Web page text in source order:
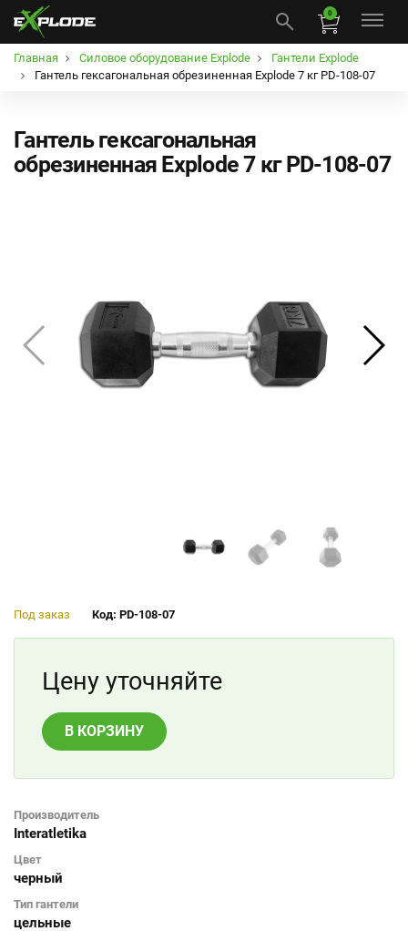
0
Главная Силовое оборудование Explode
Гантели Explode
Гантель гексагональная обрезиненная Explode 7 кг PD-108-07
Гантель гексагональная
обрезиненная Explode 7 кг PD-108-07
Под заказ Код: PD-108-07
Цену уточняйте
В КОРЗИНУ
Производитель
Interatletika
Цвет
черный
Тип гантели
цельные